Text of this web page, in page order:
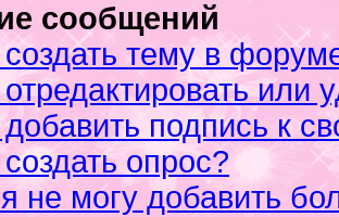
сообщений
тему в
или
подпись к
опрос?
не могу добавить